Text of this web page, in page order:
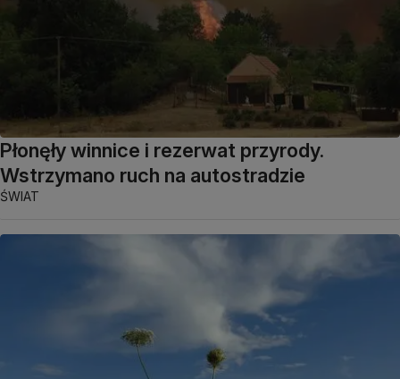
Płonęły winnice i rezerwat przyrody.
Wstrzymano ruch na autostradzie
ŚWIAT